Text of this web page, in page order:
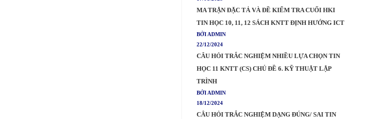
MA TRẬN ĐẶC TẢ VÀ ĐỀ KIỂM TRA CUỐI HKI
TIN HỌC 10, 11, 12 SÁCH KNTT ĐỊNH HƯỚNG ICT
BỞI ADMIN
22/12/2024
CÂU HỎI TRẮC NGHIỆM NHIỀU LỰA CHỌN TIN
HỌC 11 KNTT (CS) CHỦ ĐỀ 6. KỸ THUẬT LẬP
TRÌNH
BỞI ADMIN
18/12/2024
CÂU HỎI TRẮC NGHIỆM DẠNG ĐÚNG/ SAI TIN